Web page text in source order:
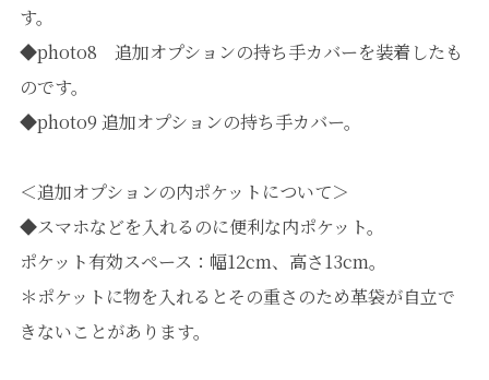
す。
◆photo8 追加オプションの持ち手カバーを装着したも
のです。
◆photo9 追加オプションの持ち手カバー。
＜追加オプションの内ポケットについて＞
◆スマホなどを入れるのに便利な内ポケット。
ポケット有効スペース：幅12cm、高さ13cm。
＊ポケットに物を入れるとその重さのため革袋が自立で
きないことがあります。